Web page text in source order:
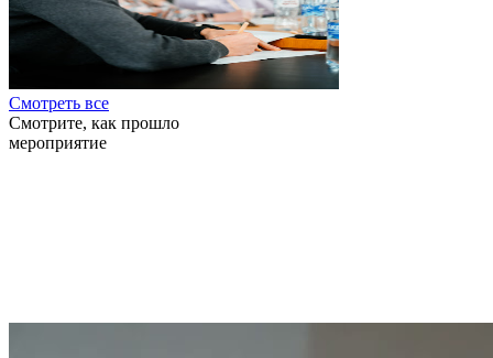
Смотреть все
Смотрите, как прошло
мероприятие